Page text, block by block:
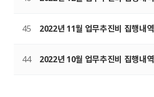
45 2022년 11월 업무추진비 집행내역
44 2022년 10월 업무추진비 집행내역